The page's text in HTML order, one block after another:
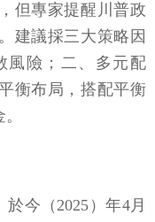
但專家提醒川普政
建議採三大策略因
風險；二、多元配
衡布局，搭配平衡
今（2025）年4月